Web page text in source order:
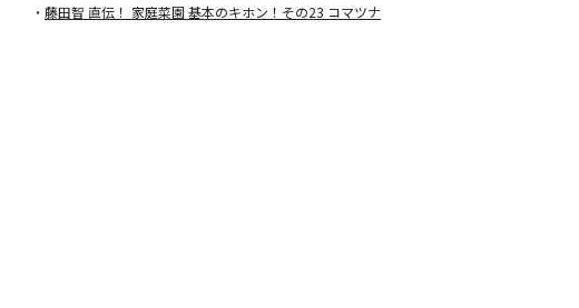
・ 藤田智 直伝！ 家庭菜園 基本のキホン！その23 コマツナ